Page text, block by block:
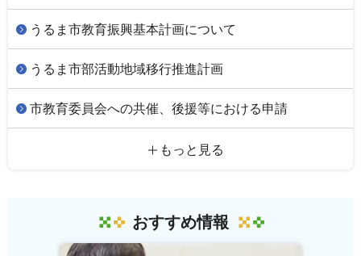
うるま市教育振興基本計画について
うるま市部活動地域移行推進計画
市教育委員会への共催、後援等における申請
もっと見る
おすすめ情報